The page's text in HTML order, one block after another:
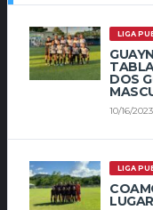
LIGA
DOS
10/16/2023
LIGA